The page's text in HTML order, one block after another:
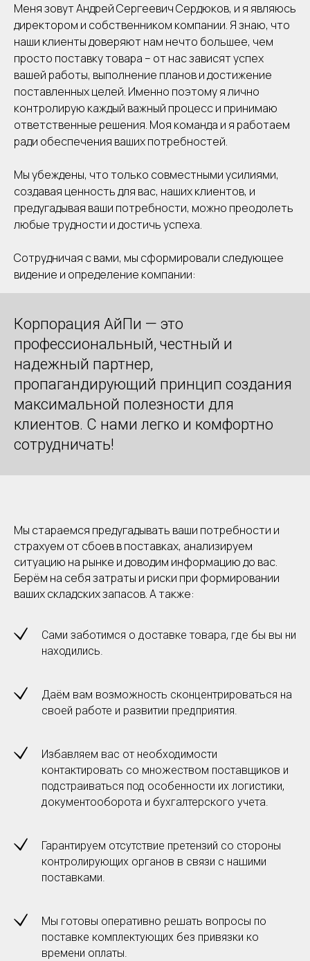
Меня зовут Андрей Сергеевич Сердюков, и я являюсь
директором и собственником компании. Я знаю, что
наши клиенты доверяют нам нечто большее, чем
просто поставку товара – от нас зависят успех
вашей работы, выполнение планов и достижение
поставленных целей. Именно поэтому я лично
контролирую каждый важный процесс и принимаю
ответственные решения. Моя команда и я работаем
ради обеспечения ваших потребностей.
Мы убеждены, что только совместными усилиями,
создавая ценность для вас, наших клиентов, и
предугадывая ваши потребности, можно преодолеть
любые трудности и достичь успеха.
Сотрудничая с вами, мы сформировали следующее
видение и определение компании:
Корпорация АйПи — это
профессиональный, честный и
надежный партнер,
пропагандирующий принцип создания
максимальной полезности для
клиентов. С нами легко и комфортно
сотрудничать!
Мы стараемся предугадывать ваши потребности и
страхуем от сбоев в поставках, анализируем
ситуацию на рынке и доводим информацию до вас.
Берём на себя затраты и риски при формировании
ваших складских запасов. А также:
Сами заботимся о доставке товара, где бы вы ни
находились.
Даём вам возможность сконцентрироваться на
своей работе и развитии предприятия.
Избавляем вас от необходимости
контактировать со множеством поставщиков и
подстраиваться под особенности их логистики,
документооборота и бухгалтерского учета.
Гарантируем отсутствие претензий со стороны
контролирующих органов в связи с нашими
поставками.
Мы готовы оперативно решать вопросы по
поставке комплектующих без привязки ко
времени оплаты.